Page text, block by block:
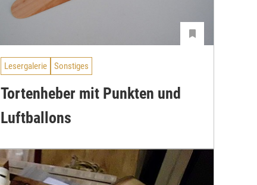
Lesergalerie Sonstiges
Tortenheber mit Punkten und
Luftballons